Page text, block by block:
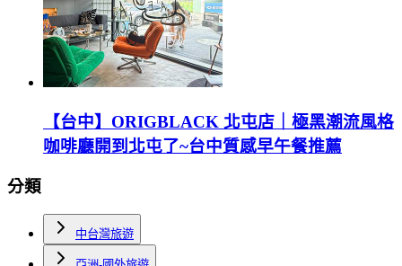
【台中】ORIGBLACK 北屯店｜極黑潮流風格
咖啡廳開到北屯了~台中質感早午餐推薦
分類
中台灣旅遊